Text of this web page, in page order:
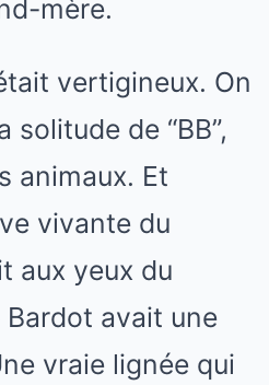
mère.
vertigineux. On
de “BB”,
animaux. Et
vivante du
aux yeux du
avait une
vraie lignée qui